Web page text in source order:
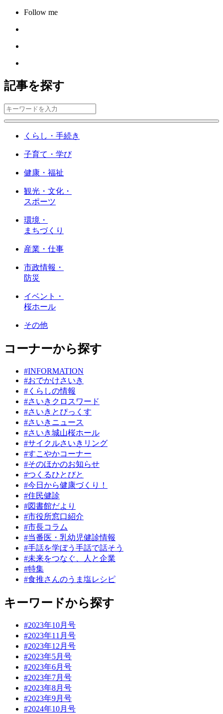
Follow me
記事を探す
くらし・手続き
子育て・学び
健康・福祉
観光・文化・
スポーツ
環境・
まちづくり
産業・仕事
市政情報・
防災
イベント・
桜ホール
その他
コーナーから探す
#INFORMATION
#おでかけさいき
#くらしの情報
#さいきクロスワード
#さいきとぴっくす
#さいきニュース
#さいき城山桜ホール
#サイクルさいきリング
#すこやかコーナー
#そのほかのお知らせ
#つくるひとびと
#今日から健康づくり！
#住民健診
#図書館だより
#市役所窓口紹介
#市長コラム
#当番医・乳幼児健診情報
#手話を学ぼう手話で話そう
#未来をつなぐ、人と企業
#特集
#食推さんのうま塩レシピ
キーワードから探す
#2023年10月号
#2023年11月号
#2023年12月号
#2023年5月号
#2023年6月号
#2023年7月号
#2023年8月号
#2023年9月号
#2024年10月号